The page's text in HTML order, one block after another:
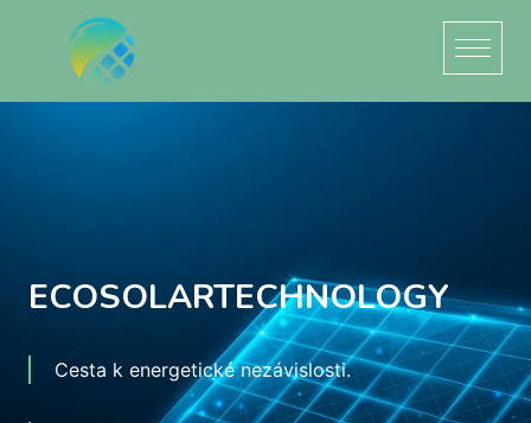
ECOSOLARTECHNOLOGY
Cesta k energetické nezávislosti.